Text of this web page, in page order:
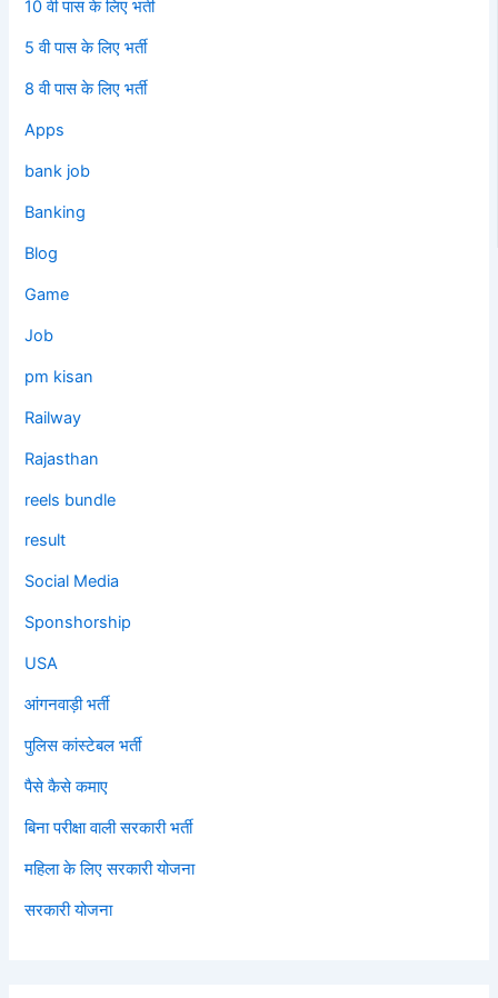
10 वी पास के लिए भर्ती
5 वी पास के लिए भर्ती
8 वी पास के लिए भर्ती
Apps
bank job
Banking
Blog
Game
Job
pm kisan
Railway
Rajasthan
reels bundle
result
Social Media
Sponshorship
USA
आंगनवाड़ी भर्ती
पुलिस कांस्टेबल भर्ती
पैसे कैसे कमाए
बिना परीक्षा वाली सरकारी भर्ती
महिला के लिए सरकारी योजना
सरकारी योजना